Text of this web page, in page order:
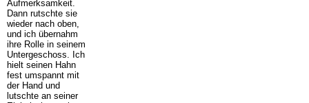
Aufmerksamkeit.
Dann rutschte sie
wieder nach oben,
und ich übernahm
ihre Rolle in seinem
Untergeschoss. Ich
hielt seinen Hahn
fest umspannt mit
der Hand und
lutschte an seiner